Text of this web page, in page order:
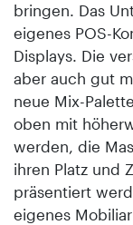
bringen. Das
eigenes POS-
Displays. Die
aber auch gut
neue Mix-
oben mit
werden, die
ihren Platz und
präsentiert
eigenes